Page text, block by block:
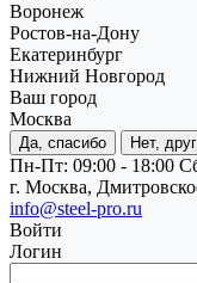
Воронеж
Ростов-на-Дону
Екатеринбург
Нижний Новгород
Ваш город
Москва
Да, спасибо Нет,
Пн-Пт: 09:00 - 18:00
г. Москва,
info@steel-pro.ru
Войти
Логин